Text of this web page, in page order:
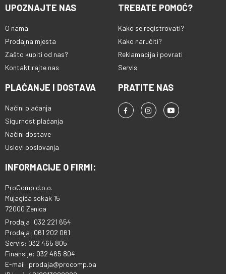
UPOZNAJTE NAS
O nama
Prodajna mjesta
Zašto kupiti od nas?
Kontaktirajte nas
TREBATE POMOĆ?
Kako se registrovati?
Kako naručiti?
Reklamacija i povrati
Servis
PLAĆANJE I DOSTAVA
Načini plaćanja
Sigurnost plaćanja
Načini dostave
Uslovi poslovanja
PRATITE NAS
INFORMACIJE O FIRMI:
ProComp d.o.o.
Mujagića sokak 15
72000 Zenica
Prodaja: 032 221 654
Prodaja: 061 202 061
Servis: 032 465 805
Finansije: 032 465 804
E-mail: prodaja@procomp.ba